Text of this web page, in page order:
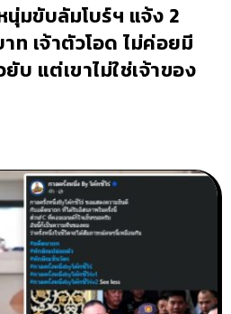
มขับลัมโบร์ฯ แจ้ง 2
เจ้าตัวโอด ไม่ค่อยมี
บ แต่เขาไม่ใช่เจ้าของ